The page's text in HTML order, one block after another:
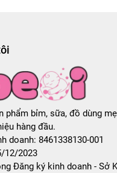
phẩm bỉm, sữa, đồ dùng
hàng đầu.
doanh: 8461338130-001
12/2023
Đăng ký kinh doanh - Sở